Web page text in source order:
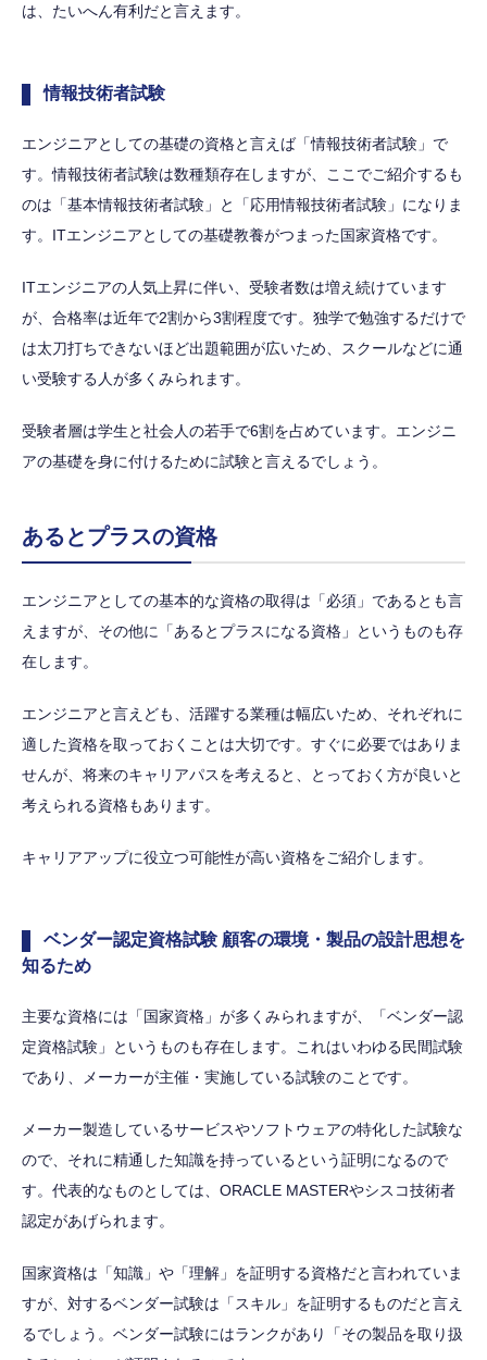
は、たいへん有利だと言えます。
情報技術者試験
エンジニアとしての基礎の資格と言えば「情報技術者試験」で
す。情報技術者試験は数種類存在しますが、ここでご紹介するも
のは「基本情報技術者試験」と「応用情報技術者試験」になりま
す。ITエンジニアとしての基礎教養がつまった国家資格です。
ITエンジニアの人気上昇に伴い、受験者数は増え続けています
が、合格率は近年で2割から3割程度です。独学で勉強するだけで
は太刀打ちできないほど出題範囲が広いため、スクールなどに通
い受験する人が多くみられます。
受験者層は学生と社会人の若手で6割を占めています。エンジニ
アの基礎を身に付けるために試験と言えるでしょう。
あるとプラスの資格
エンジニアとしての基本的な資格の取得は「必須」であるとも言
えますが、その他に「あるとプラスになる資格」というものも存
在します。
エンジニアと言えども、活躍する業種は幅広いため、それぞれに
適した資格を取っておくことは大切です。すぐに必要ではありま
せんが、将来のキャリアパスを考えると、とっておく方が良いと
考えられる資格もあります。
キャリアアップに役立つ可能性が高い資格をご紹介します。
ベンダー認定資格試験 顧客の環境・製品の設計思想を
知るため
主要な資格には「国家資格」が多くみられますが、「ベンダー認
定資格試験」というものも存在します。これはいわゆる民間試験
であり、メーカーが主催・実施している試験のことです。
メーカー製造しているサービスやソフトウェアの特化した試験な
ので、それに精通した知識を持っているという証明になるので
す。代表的なものとしては、ORACLE MASTERやシスコ技術者
認定があげられます。
国家資格は「知識」や「理解」を証明する資格だと言われていま
すが、対するベンダー試験は「スキル」を証明するものだと言え
るでしょう。ベンダー試験にはランクがあり「その製品を取り扱